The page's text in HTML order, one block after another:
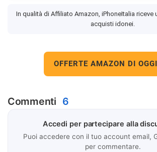
In qualità di Affiliato Amazon, iPhoneItalia riceve
acquisti idonei.
OFFERTE AMAZON DI OGGI
Commenti 6
Accedi per partecipare alla
Puoi accedere con il tuo account email,
per commentare.